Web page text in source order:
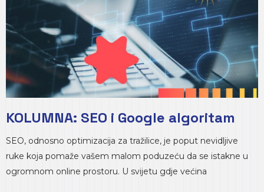
KOLUMNA: SEO i Google algoritam
SEO, odnosno optimizacija za tražilice, je poput nevidljive
ruke koja pomaže vašem malom poduzeću da se istakne u
ogromnom online prostoru. U svijetu gdje većina